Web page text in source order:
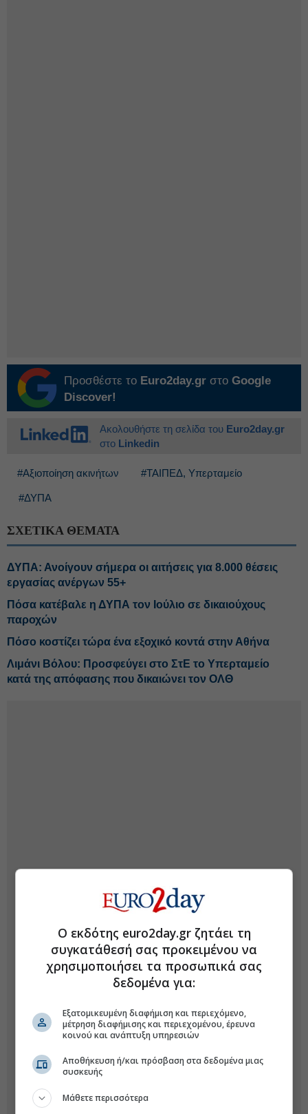
Προσθέστε το Euro2day.gr στο Google
Discover!
Ακολουθήστε τη σελίδα του Euro2day.gr
στο Linkedin
#Αξιοποίηση ακινήτων #ΤΑΙΠΕΔ, Υπερταμείο
#ΔΥΠΑ
ΣΧΕΤΙΚΑ ΘΕΜΑΤΑ
ΔΥΠΑ: Ανοίγουν σήμερα οι αιτήσεις για 8.000 θέσεις
εργασίας ανέργων 55+
Πόσα κατέβαλε η ΔΥΠΑ τον Ιούλιο σε δικαιούχους
παροχών
Πόσο κοστίζει τώρα ένα εξοχικό κοντά στην Αθήνα
Λιμάνι Βόλου: Προσφεύγει στο ΣτΕ το Υπερταμείο
κατά της απόφασης που δικαιώνει τον ΟΛΘ
Ο εκδότης euro2day.gr ζητάει τη
συγκατάθεσή σας προκειμένου να
χρησιμοποιήσει τα προσωπικά σας
δεδομένα για:
Εξατομικευμένη διαφήμιση και περιεχόμενο,
μέτρηση διαφήμισης και περιεχομένου, έρευνα
κοινού και ανάπτυξη υπηρεσιών
Αποθήκευση ή/και πρόσβαση στα δεδομένα μιας
συσκευής
Μάθετε περισσότερα